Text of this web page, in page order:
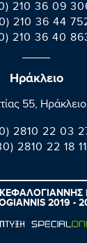
210 36 09
210 36 44
210 36 40
Ηράκλειο
55,
2810 22 03
2810 22 18 11
|
2019 -